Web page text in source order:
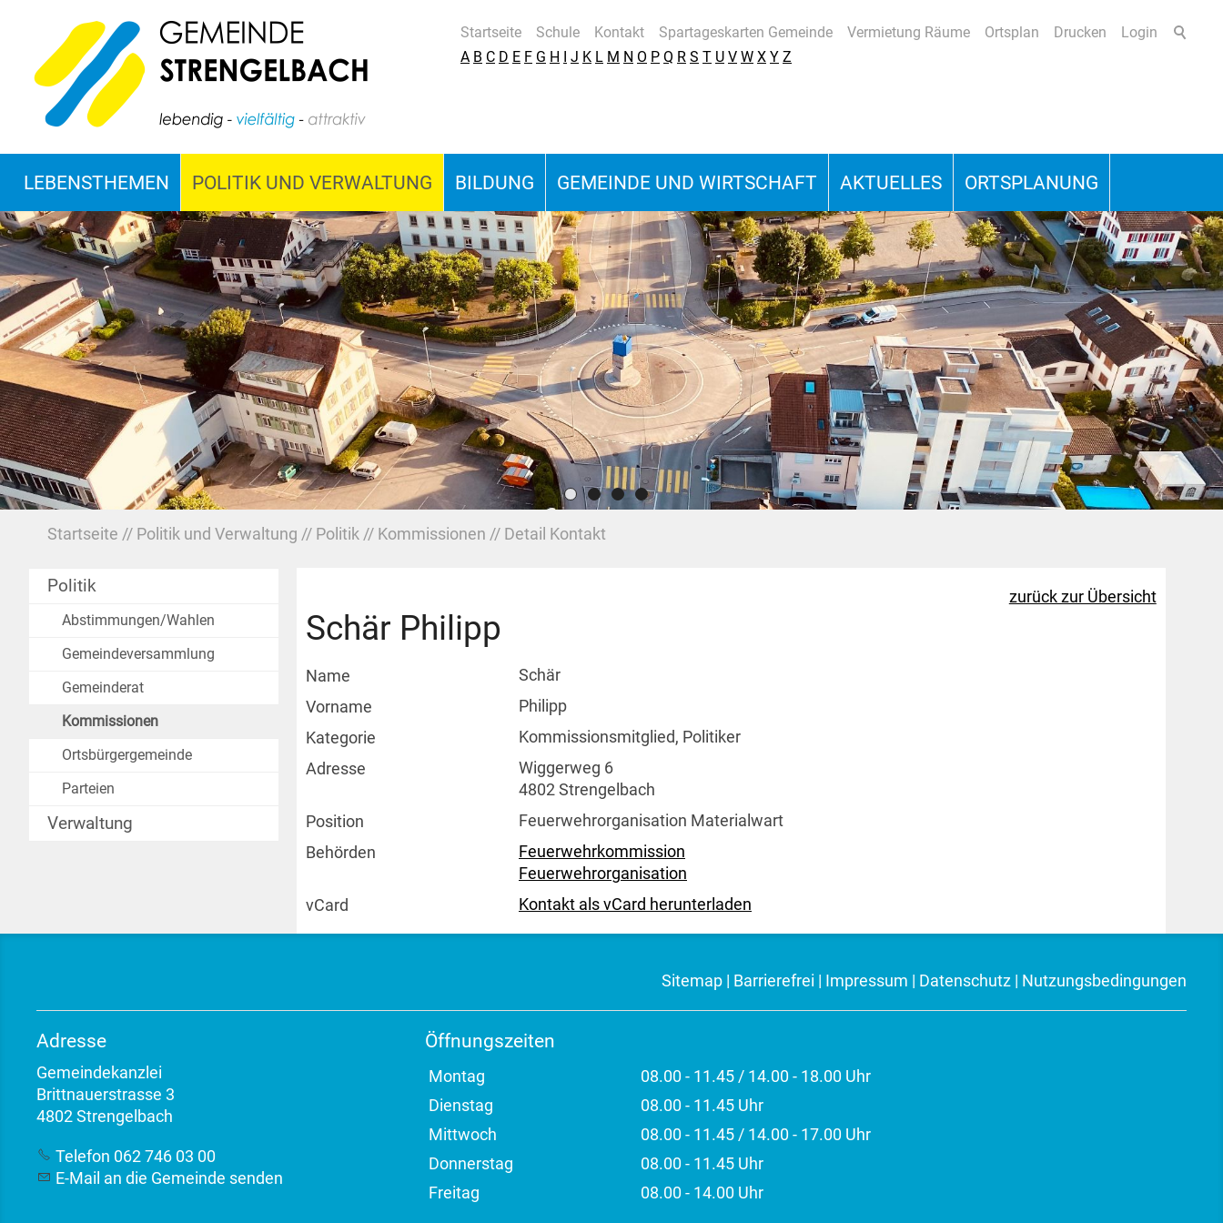
Startseite Schule Kontakt Spartageskarten Gemeinde Vermietung Räume Ortsplan Drucken
Login
A B C D E F G H I J K L M N O P Q R S T U V W X Y Z
LEBENSTHEMEN POLITIK UND VERWALTUNG BILDUNG GEMEINDE UND WIRTSCHAFT AKTUELLES ORTSPLANUNG
Startseite Politik und Verwaltung Politik Kommissionen Detail Kontakt
Politik
Abstimmungen/Wahlen
Gemeindeversammlung
Gemeinderat
Kommissionen
Ortsbürgergemeinde
Parteien
Verwaltung
zurück zur Übersicht
Schär Philipp
Name
Schär
Vorname
Philipp
Kategorie
Kommissionsmitglied, Politiker
Adresse
Wiggerweg 6
4802 Strengelbach
Position
Feuerwehrorganisation Materialwart
Behörden
Feuerwehrkommission
Feuerwehrorganisation
vCard
Kontakt als vCard herunterladen
Sitemap Barrierefrei Impressum Datenschutz Nutzungsbedingungen
Adresse
Gemeindekanzlei
Brittnauerstrasse 3
4802 Strengelbach
Telefon 062 746 03 00
E-Mail an die Gemeinde senden
Öffnungszeiten
Montag
08.00 - 11.45 / 14.00 - 18.00 Uhr
Dienstag
08.00 - 11.45 Uhr
Mittwoch
08.00 - 11.45 / 14.00 - 17.00 Uhr
Donnerstag
08.00 - 11.45 Uhr
Freitag
08.00 - 14.00 Uhr